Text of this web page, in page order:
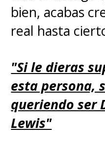
bien, acabas
real hasta
"Si le dieras
esta persona,
queriendo ser
Lewis"